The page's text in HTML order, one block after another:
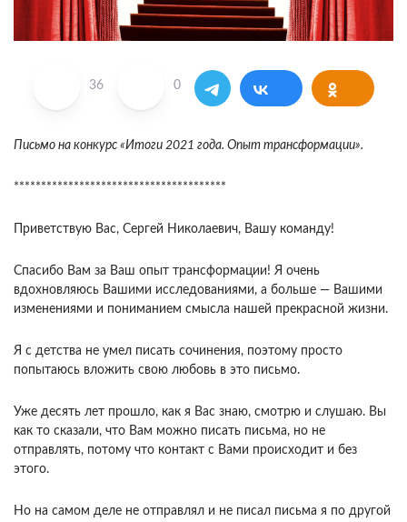
36 0
Письмо на конкурс «Итоги 2021 года. Опыт трансформации».
***************************************
Приветствую Вас, Сергей Николаевич, Вашу команду!
Спасибо Вам за Ваш опыт трансформации! Я очень
вдохновляюсь Вашими исследованиями, а больше — Вашими
изменениями и пониманием смысла нашей прекрасной жизни.
Я с детства не умел писать сочинения, поэтому просто
попытаюсь вложить свою любовь в это письмо.
Уже десять лет прошло, как я Вас знаю, смотрю и слушаю. Вы
как то сказали, что Вам можно писать письма, но не
отправлять, потому что контакт с Вами происходит и без
этого.
Но на самом деле не отправлял и не писал письма я по другой